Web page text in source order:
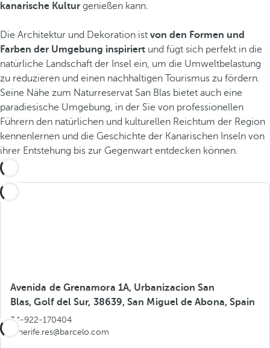
kanarische Kultur genießen kann.
Die Architektur und Dekoration ist von den Formen und
Farben der Umgebung inspiriert und fügt sich perfekt in die
natürliche Landschaft der Insel ein, um die Umweltbelastung
zu reduzieren und einen nachhaltigen Tourismus zu fördern.
Seine Nähe zum Naturreservat San Blas bietet auch eine
paradiesische Umgebung, in der Sie von professionellen
Führern den natürlichen und kulturellen Reichtum der Region
kennenlernen und die Geschichte der Kanarischen Inseln von
ihrer Entstehung bis zur Gegenwart entdecken können.
Avenida de Grenamora 1A, Urbanizacion San
Blas, Golf del Sur, 38639, San Miguel de Abona, Spain
34-922-170404
tenerife.res@barcelo.com